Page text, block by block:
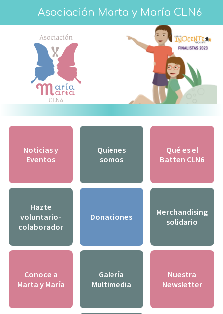
Asociación Marta y María CLN6
Noticias y
Eventos
Quienes
somos
Qué es el
Batten CLN6
Hazte
voluntario-
colaborador
Donaciones
Merchandising
solidario
Conoce a
Marta y María
Galería
Multimedia
Nuestra
Newsletter